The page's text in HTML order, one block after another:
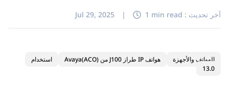
آخر تحديث : Jul 29, 2025 | 1 min read
الهواتف والأجهزة هواتف IP طراز J100 من Avaya(ACO)
استخدام
13.0